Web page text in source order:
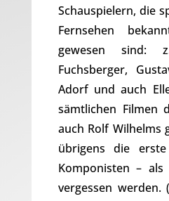
Schauspielern, die
Fernsehen
gewesen sind:
Fuchsberger,
Adorf und auch
sämtlichen Filmen
auch Rolf Wilhelms
übrigens die
Komponisten –
vergessen werden.